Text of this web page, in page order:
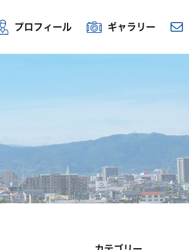
プロフィール ギャラリー